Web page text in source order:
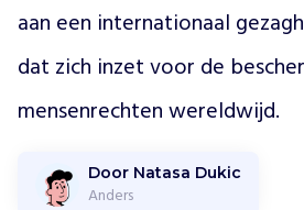
l
n
r
aan een internationaal
dat zich inzet voor de
mensenrechten wereldwijd.
Door Natasa Dukic
Anders